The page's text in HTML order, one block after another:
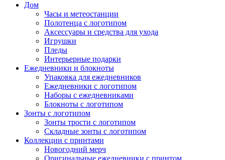
Дом
Часы и метеостанции
Полотенца с логотипом
Аксессуары и средства для ухода
Игрушки
Пледы
Интерьерные подарки
Ежедневники и блокноты
Упаковка для ежедневников
Ежедневники с логотипом
Наборы с ежедневниками
Блокноты с логотипом
Зонты с логотипом
Зонты трости с логотипом
Складные зонты с логотипом
Коллекции с принтами
Новогодний мерч